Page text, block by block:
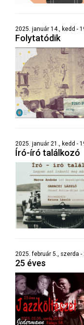
2025. január 14., kedd -
Folytatódik
2025. január 21., kedd -
Író-író találkozó
2025. február 5., szerda
25 éves